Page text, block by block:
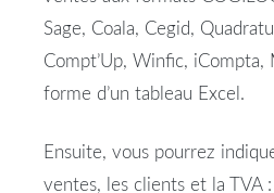
Sage, Coala, Cegid,
Compt’Up, Winfic, iCompta,
forme d’un tableau Excel.
Ensuite, vous pourrez
ventes, les clients et la TVA :